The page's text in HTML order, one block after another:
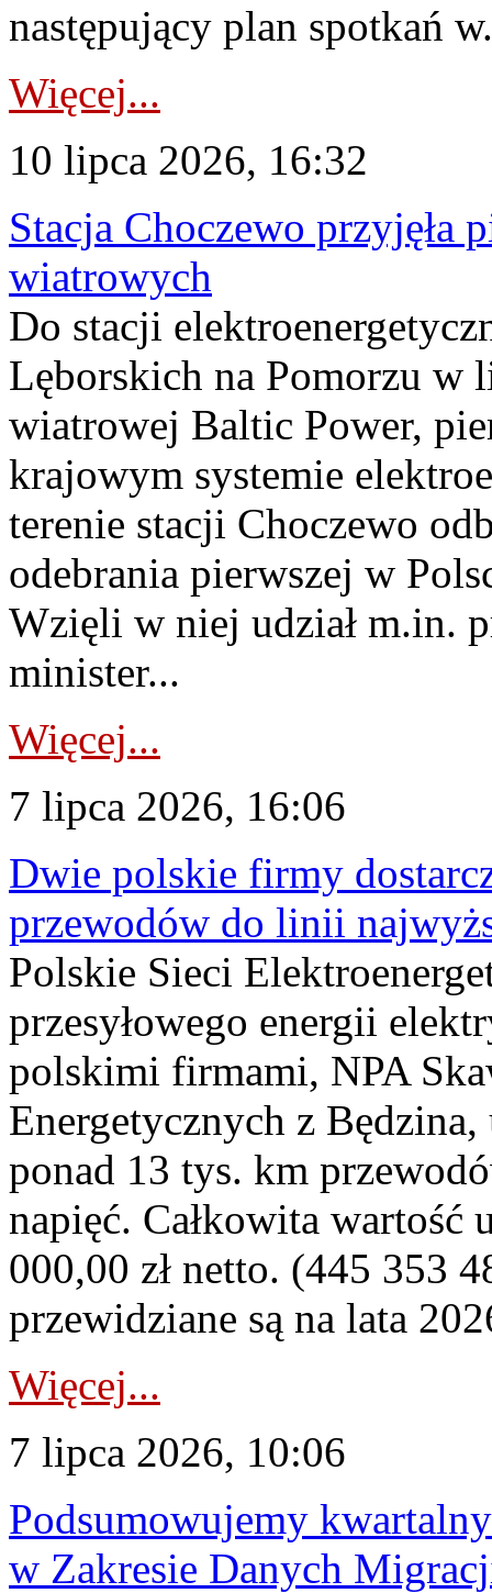
następujący plan spotkań
Więcej...
10 lipca 2026, 16:32
Stacja Choczewo przyjęła
wiatrowych
Do stacji
Lęborskich na Pomorzu w
wiatrowej Baltic Power,
krajowym systemie
terenie stacji Choczewo
odebrania pierwszej w
Wzięli w niej udział m.in.
minister...
Więcej...
7 lipca 2026, 16:06
Dwie polskie firmy
przewodów do linii
Polskie Sieci
przesyłowego energii
polskimi firmami, NPA
Energetycznych z
ponad 13 tys. km
napięć. Całkowita
000,00 zł netto. (445 353
przewidziane są na lata
Więcej...
7 lipca 2026, 10:06
Podsumowujemy
w Zakresie Danych